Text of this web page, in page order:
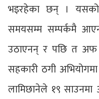
भइरहेका छन् ।
समयसम्म सम्पर्कमै
उठाएनन् र पछि त
सहकारी ठगी
लामिछानेले १९